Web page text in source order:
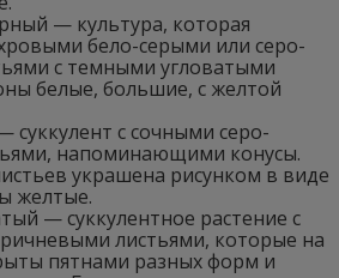
— культура, которая
бело-серыми или серо-
с темными угловатыми
белые, большие, с желтой
суккулент с сочными серо-
напоминающими конусы.
украшена рисунком в виде
желтые.
— суккулентное растение с
листьями, которые на
пятнами разных форм и